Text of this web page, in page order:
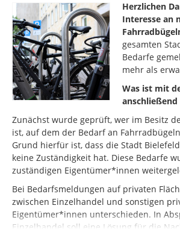
Herzlichen
Interesse an
gesamten
Bedarfe
mehr als
Was ist mit
anschließend
Zunächst wurde geprüft, wer im Besitz
ist, auf dem der Bedarf an
Grund hierfür ist, dass die Stadt
keine Zuständigkeit hat. Diese Bedarfe
zuständigen Eigentümer*innen
Bei Bedarfsmeldungen auf privaten
zwischen Einzelhandel und sonstigen
Eigentümer*innen unterschieden. In